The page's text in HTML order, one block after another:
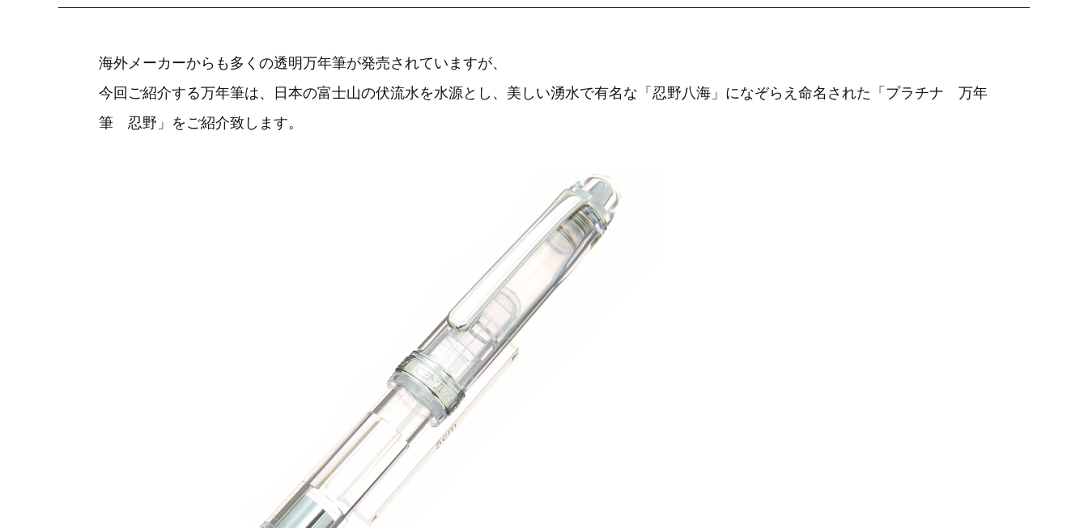
海外メーカーからも多くの透明万年筆が発売されていますが、
今回ご紹介する万年筆は、日本の富士山の伏流水を水源とし、美しい湧水で有名な「忍野八海」になぞらえ命名された「プラチナ 万年
筆 忍野」をご紹介致します。